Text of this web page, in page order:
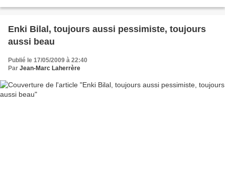
Enki Bilal, toujours aussi pessimiste, toujours
aussi beau
Publié le 17/05/2009 à 22:40
Par Jean-Marc Laherrère